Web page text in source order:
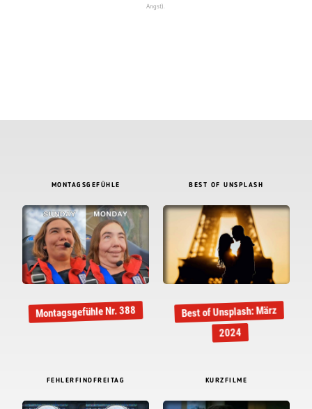
Angst).
MONTAGSGEFÜHLE
Montagsgefühle Nr. 388
BEST OF UNSPLASH
Best of Unsplash: März
2024
FEHLERFINDFREITAG KURZFILME